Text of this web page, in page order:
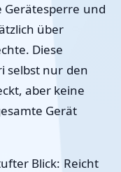
Gerätesperre und
über
Diese
selbst nur den
aber keine
Gerät
Blick: Reicht